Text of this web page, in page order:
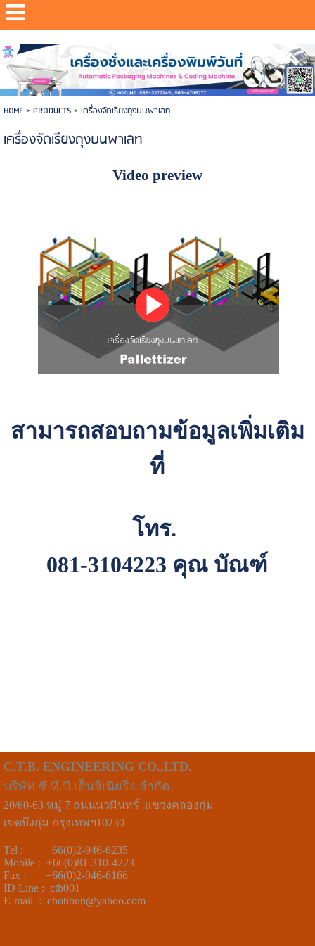
HOME> PRODUCTS > เครื่องจัดเรียงถุงบนพาเลท
เครื่องจัดเรียงถุงบนพาเลท
Video preview
สามารถสอบถามข้อมูลเพิ่มเติม
ที่
โทร.
081-3104223 คุณ บัณฑ์
C.T.B. ENGINEERING CO.,LTD.
บริษัท ซี.ที.บี.เอ็นจิเนียริ่ง จำกัด
20/60-63 หมู่ 7 ถนนนวมินทร์ แขวงคลองกุ่ม
เขตบึงกุ่ม กรุงเทพฯ10230
Tel : +66(0)2-946-6235
Mobile : +66(0)81-310-4223
Fax : +66(0)2-946-6166
ID Line : ctb001
E-mail : chotibun@yahoo.com